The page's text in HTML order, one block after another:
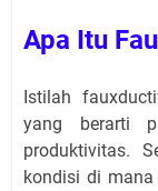
Apa Itu
Istilah
yang berarti
produktivitas.
kondisi di